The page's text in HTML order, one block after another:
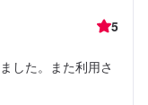
5
した。また利用さ